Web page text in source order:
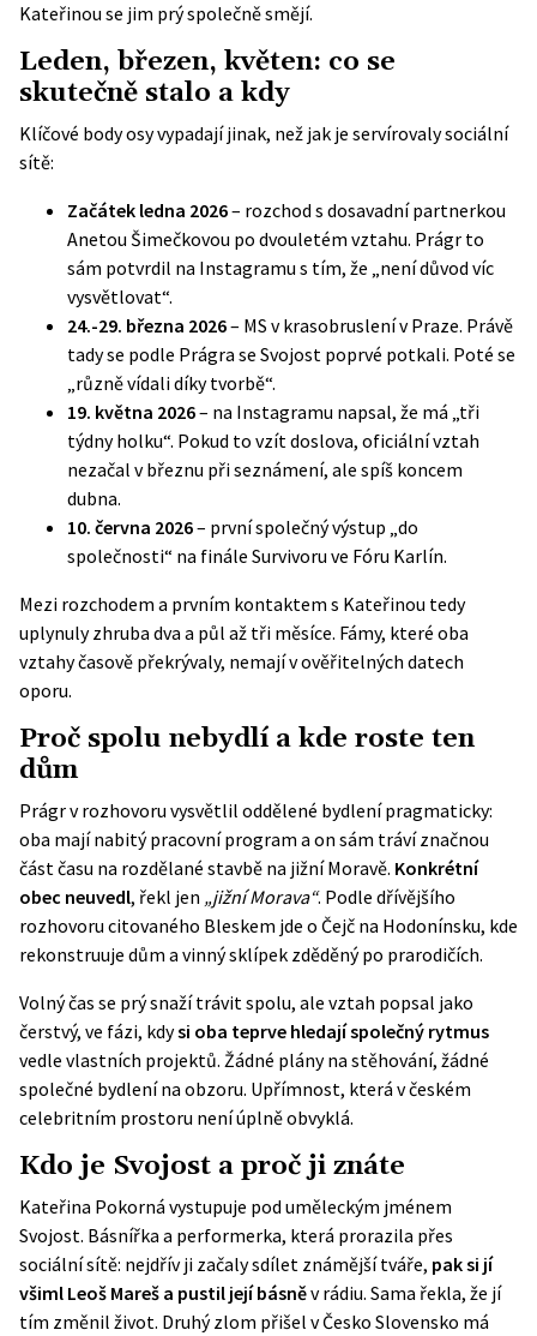
Kateřinou se jim prý společně smějí.
Leden, březen, květen: co se
skutečně stalo a kdy
Klíčové body osy vypadají jinak, než jak je servírovaly sociální
sítě:
Začátek ledna 2026– rozchod s dosavadní partnerkou
Anetou Šimečkovou po dvouletém vztahu. Prágr to
sám potvrdil na Instagramu s tím, že „není důvod víc
vysvětlovat“.
24.-29. března 2026– MS v krasobruslení v Praze. Právě
tady se podle Prágra se Svojost poprvé potkali. Poté se
„různě vídali díky tvorbě“.
19. května 2026– na Instagramu napsal, že má „tři
týdny holku“. Pokud to vzít doslova, oficiální vztah
nezačal v březnu při seznámení, ale spíš koncem
dubna.
10. června 2026– první společný výstup „do
společnosti“ na finále Survivoru ve Fóru Karlín.
Mezi rozchodem a prvním kontaktem s Kateřinou tedy
uplynuly zhruba dva a půl až tři měsíce. Fámy, které oba
vztahy časově překrývaly, nemají v ověřitelných datech
oporu.
Proč spolu nebydlí a kde roste ten
dům
Prágr v rozhovoru vysvětlil oddělené bydlení pragmaticky:
oba mají nabitý pracovní program a on sám tráví značnou
část času na rozdělané stavbě na jižní Moravě. Konkrétní
obec neuvedl, řekl jen „jižní Morava“. Podle dřívějšího
rozhovoru citovaného Bleskem jde o Čejč na Hodonínsku, kde
rekonstruuje dům a vinný sklípek zděděný po prarodičích.
Volný čas se prý snaží trávit spolu, ale vztah popsal jako
čerstvý, ve fázi, kdysi oba teprve hledají společný rytmus
vedle vlastních projektů. Žádné plány na stěhování, žádné
společné bydlení na obzoru. Upřímnost, která v českém
celebritním prostoru není úplně obvyklá.
Kdo je Svojost a proč ji znáte
Kateřina Pokorná vystupuje pod uměleckým jménem
Svojost. Básnířka a performerka, která prorazila přes
sociální sítě: nejdřív ji začaly sdílet známější tváře, pak si jí
všiml Leoš Mareš a pustil její básněv rádiu. Sama řekla, že jí
tím změnil život. Druhý zlom přišel v Česko Slovensko má